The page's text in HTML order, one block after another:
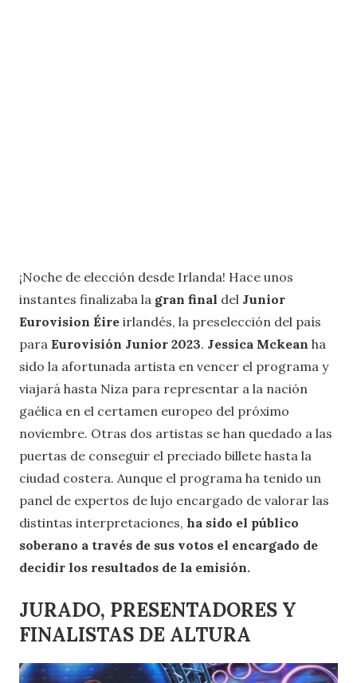
¡Noche de elección desde Irlanda! Hace unos
instantes finalizaba la gran final del Junior
Eurovision Éire irlandés, la preselección del país
para Eurovisión Junior 2023. Jessica Mckean ha
sido la afortunada artista en vencer el programa y
viajará hasta Niza para representar a la nación
gaélica en el certamen europeo del próximo
noviembre. Otras dos artistas se han quedado a las
puertas de conseguir el preciado billete hasta la
ciudad costera. Aunque el programa ha tenido un
panel de expertos de lujo encargado de valorar las
distintas interpretaciones, ha sido el público
soberano a través de sus votos el encargado de
decidir los resultados de la emisión.
JURADO, PRESENTADORES Y
FINALISTAS DE ALTURA